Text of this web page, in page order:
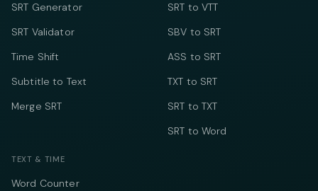
SRT Generator
SRT Validator
Time Shift
Subtitle to Text
Merge SRT
SRT to VTT
SBV to SRT
ASS to SRT
TXT to SRT
SRT to TXT
SRT to Word
TEXT & TIME
Word Counter